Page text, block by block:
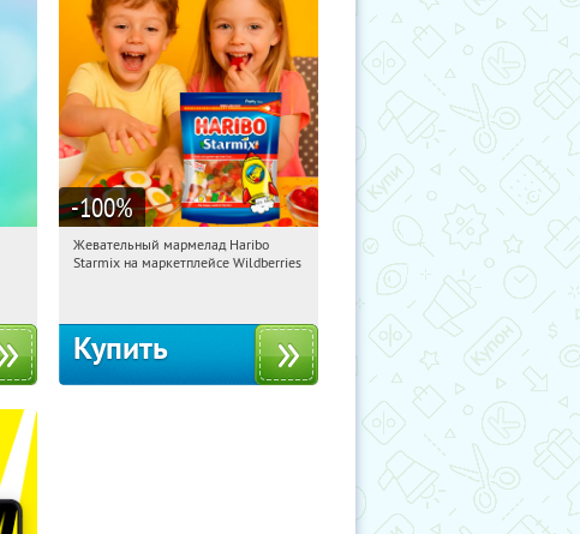
-100%
12:49:47 Получили:
Жевательный мармелад Haribo
Starmix на маркетплейсе Wildberries
Купить